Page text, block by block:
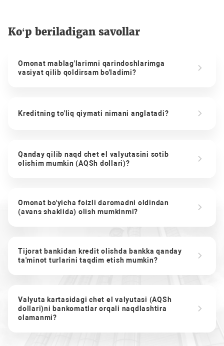
Ko‘p beriladigan savollar
Omonat mablag'larimni qarindoshlarimga
vasiyat qilib qoldirsam bo'ladimi?
Kreditning to'liq qiymati nimani anglatadi?
Qanday qilib naqd chet el valyutasini sotib
olishim mumkin (AQSh dollari)?
Omonat bo'yicha foizli daromadni oldindan
(avans shaklida) olish mumkinmi?
Tijorat bankidan kredit olishda bankka qanday
ta'minot turlarini taqdim etish mumkin?
Valyuta kartasidagi chet el valyutasi (AQSh
dollari)ni bankomatlar orqali naqdlashtira
olamanmi?